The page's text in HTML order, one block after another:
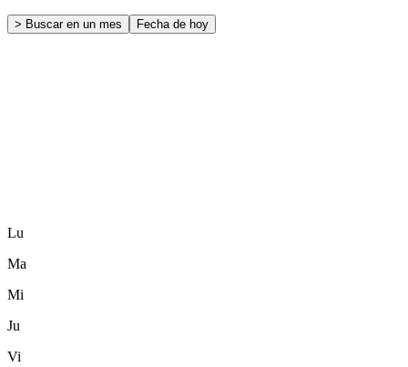
> Buscar en un mes Fecha de hoy
Lu
Ma
Mi
Ju
Vi